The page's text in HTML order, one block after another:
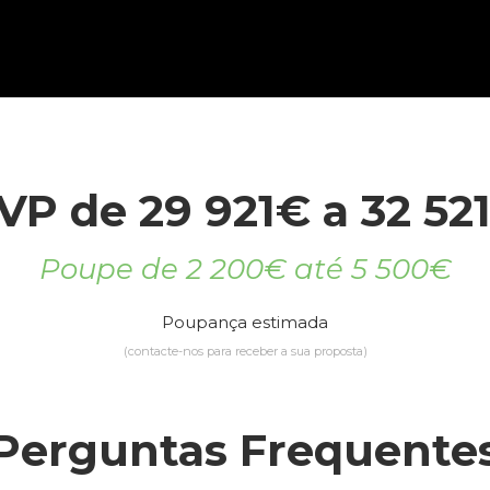
de 29 921€ a 32
Poupe de 2 200€ até 5 500€
Poupança estimada
(contacte-nos para receber a sua proposta)